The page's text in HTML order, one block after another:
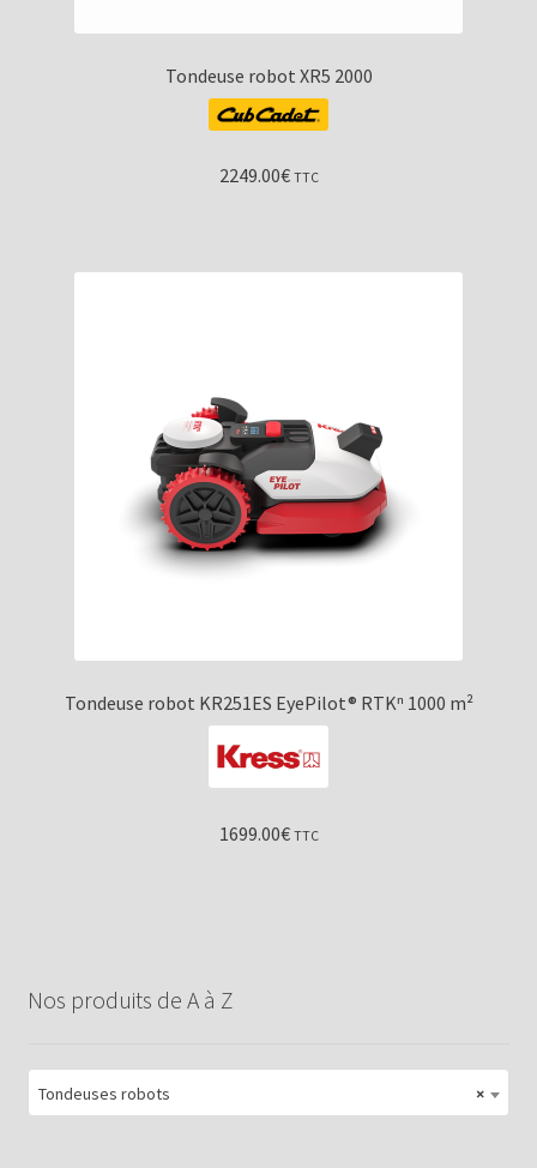
Tondeuse robot XR5 2000
2249.00€ TTC
Tondeuse robot KR251ES EyePilot® RTKⁿ 1000 m²
1699.00€ TTC
Nos produits de A à Z
×
Tondeuses robots